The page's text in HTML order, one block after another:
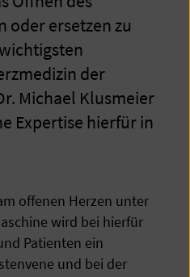
oder ersetzen zu
der
Michael Klusmeier
Expertise hierfür in
offenen Herzen unter
wird bei hierfür
Patienten ein
und bei der